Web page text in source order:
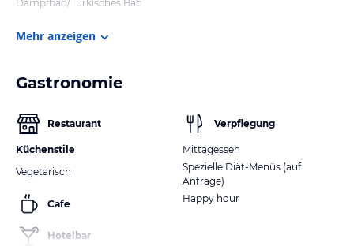
Dampfbad/Türkisches Bad
Mehr anzeigen
Gastronomie
Restaurant
Küchenstile
Vegetarisch
Cafe
Hotelbar
Verpflegung
Mittagessen
Spezielle Diät-Menüs (auf
Anfrage)
Happy hour